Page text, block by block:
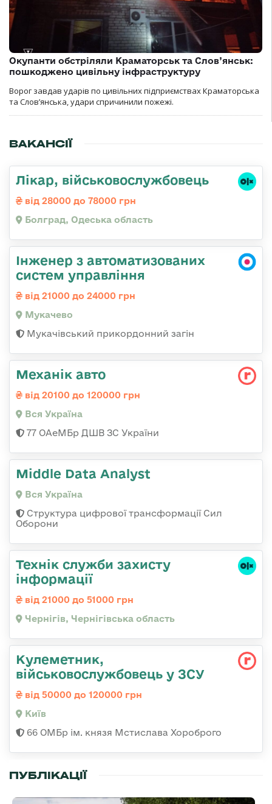
Окупанти обстріляли Краматорськ та Слов’янськ:
пошкоджено цивільну інфраструктуру
Ворог завдав ударів по цивільних підприємствах Краматорська
та Слов’янська, удари спричинили пожежі.
ВАКАНСІЇ
Лікар, військовослужбовець
від 28000 до 78000 грн
Болград, Одеська область
Інженер з автоматизованих
систем управління
від 21000 до 24000 грн
Мукачево
Мукачівський прикордонний загін
Механік авто
від 20100 до 120000 грн
Вся Україна
77 ОАеМБр ДШВ ЗС України
Middle Data Analyst
Вся Україна
Структура цифрової трансформації Сил
Оборони
Технік служби захисту
інформації
від 21000 до 51000 грн
Чернігів, Чернігівська область
Кулеметник,
військовослужбовець у ЗСУ
від 50000 до 120000 грн
Київ
66 ОМБр ім. князя Мстислава Хороброго
ПУБЛІКАЦІЇ